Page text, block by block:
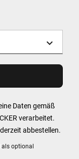
optional
Daten gemäß
verarbeitet.
abbestellen.